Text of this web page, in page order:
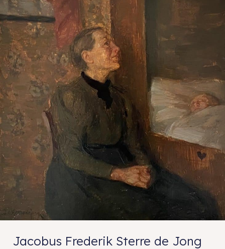
Jacobus Frederik Sterre de Jong